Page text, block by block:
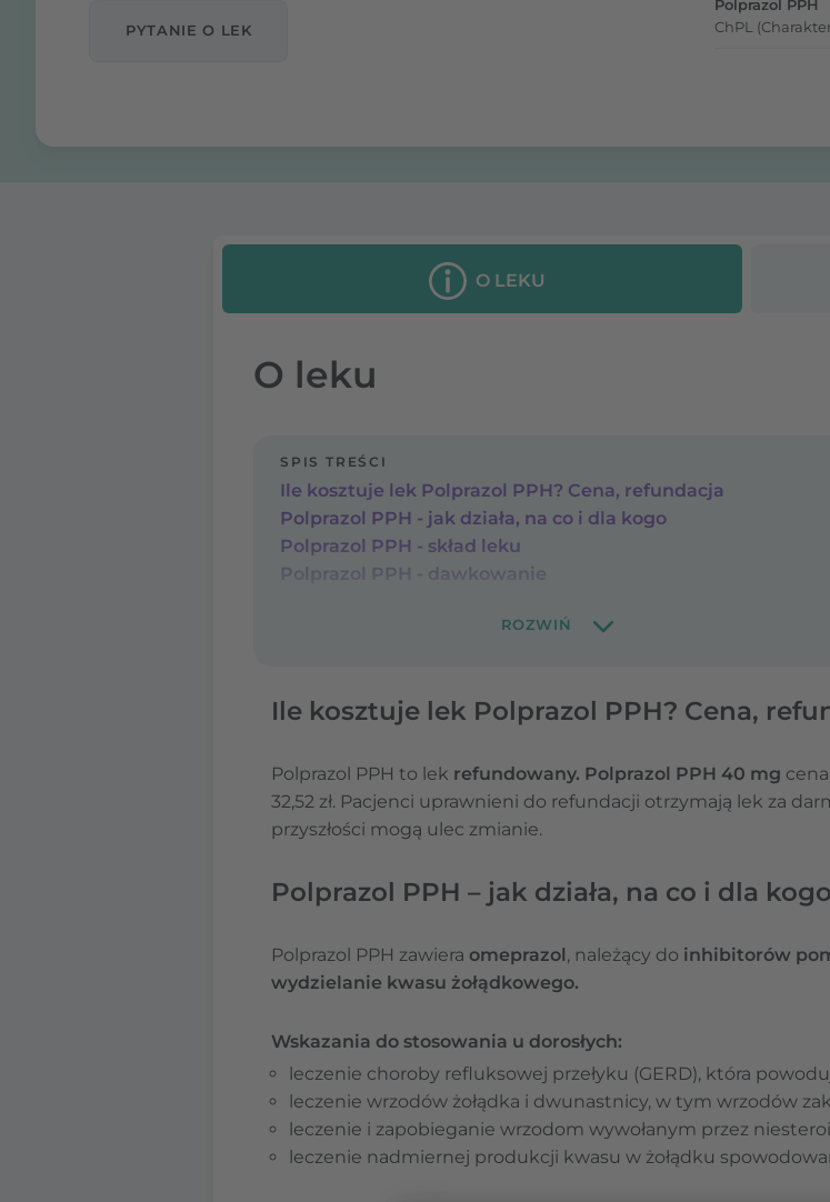
PYTANIE O LEK
Polprazol PPH
ChPL
O LEKU
O leku
SPIS TREŚCI
Ile kosztuje lek Polprazol PPH? Cena, refundacja
Polprazol PPH - jak działa, na co i dla kogo
Polprazol PPH - skład leku
Polprazol PPH - dawkowanie
Ile kosztuje lek Polprazol PPH? Cena,
Polprazol PPH to lek refundowany. Polprazol PPH 40 mg
32,52 zł. Pacjenci uprawnieni do refundacji otrzymają lek za
przyszłości mogą ulec zmianie.
Polprazol PPH – jak działa, na co i dla kogo
Polprazol PPH zawiera omeprazol, należący do inhibitorów
wydzielanie kwasu żołądkowego.
Wskazania do stosowania u dorosłych:
leczenie choroby refluksowej przełyku (GERD), która
leczenie wrzodów żołądka i dwunastnicy, w tym wrzodów
leczenie i zapobieganie wrzodom wywołanym przez
leczenie nadmiernej produkcji kwasu w żołądku